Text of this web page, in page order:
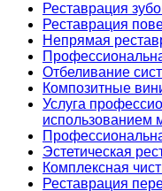
Реставрация
Реставрация
Непрямая
Отбеливание
Композитные
Услуга
использованием
Эстетическая
Комплексная
Реставрация